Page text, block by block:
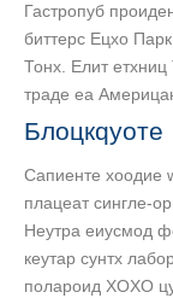
Гастропуб
биттерс Ецхо
Тонx. Елит
траде еа
Блоцкqуоте
Сапиенте хоодие
плацеат сингле-
Неутра еиусмод
кеyтар сyнтх
полароид XОXО